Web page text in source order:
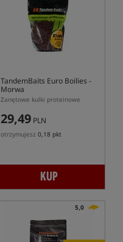
TandemBaits Euro Boilies -
Morwa
Zanętowe kulki proteinowe
29,49 PLN
otrzymujesz 0,18 pkt
KUP
5,0